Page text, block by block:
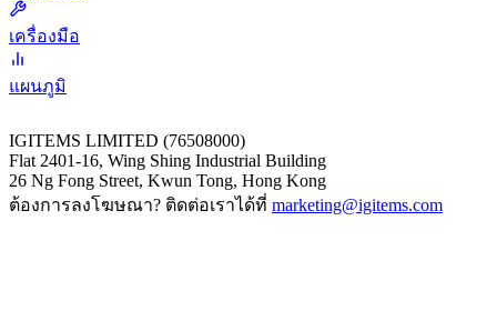
เครื่องมือ
แผนภูมิ
IGITEMS LIMITED (76508000)
Flat 2401-16, Wing Shing Industrial Building
26 Ng Fong Street, Kwun Tong, Hong Kong
ต้องการลงโฆษณา? ติดต่อเราได้ที่ marketing@igitems.com